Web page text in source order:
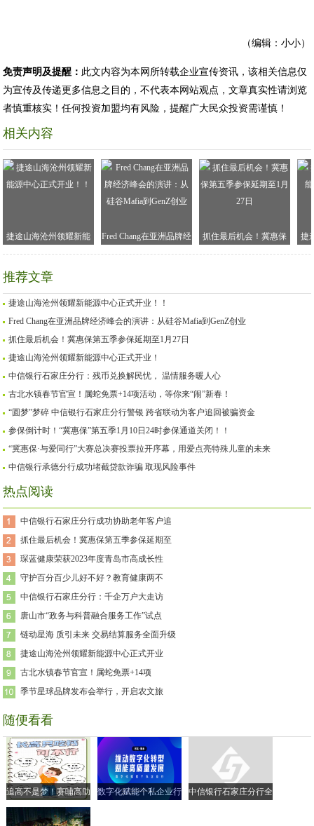
（编辑：小小）
免责声明及提醒： 此文内容为本网所转载企业宣传资讯，该相关信息仅
为宣传及传递更多信息之目的，不代表本网站观点，文章真实性请浏览
者慎重核实！任何投资加盟均有风险，提醒广大民众投资需谨慎！
相关内容
捷途山海沧州领耀新能
源中心正式开业！！
Fred Chang在亚洲品牌经
济峰会的演讲：从硅谷
抓住最后机会！冀惠保
第五季参保延期至1月27
捷
推荐文章
捷途山海沧州领耀新能源中心正式开业！！
Fred Chang在亚洲品牌经济峰会的演讲：从硅谷Mafia到GenZ创业
抓住最后机会！冀惠保第五季参保延期至1月27日
捷途山海沧州领耀新能源中心正式开业！
中信银行石家庄分行：残币兑换解民忧， 温情服务暖人心
古北水镇春节官宣！属蛇免票+14项活动，等你来“闹”新春！
“圆梦”梦碎 中信银行石家庄分行警银 跨省联动为客户追回被骗资金
参保倒计时！“冀惠保”第五季1月10日24时参保通道关闭！！
“冀惠保·与爱同行”大赛总决赛投票拉开序幕，用爱点亮特殊儿童的未来
中信银行承德分行成功堵截贷款诈骗 取现风险事件
热点阅读
中信银行石家庄分行成功协助老年客户追
抓住最后机会！冀惠保第五季参保延期至
琛蓝健康荣获2023年度青岛市高成长性
守护百分百少儿好不好？教育健康两不
中信银行石家庄分行：千企万户大走访
唐山市“政务与科普融合服务工作”试点
链动星海 质引未来 交易结算服务全面升级
捷途山海沧州领耀新能源中心正式开业
古北水镇春节官宣！属蛇免票+14项
季节星球品牌发布会举行，开启农文旅
随便看看
追高不是梦！赛哺高助
力实现孩子的“黄金身
数字化赋能个私企业行
中信银行石家庄分行全